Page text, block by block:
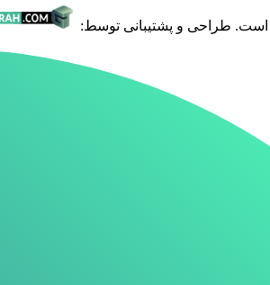
است. طراحی و پشتیبانی توسط: